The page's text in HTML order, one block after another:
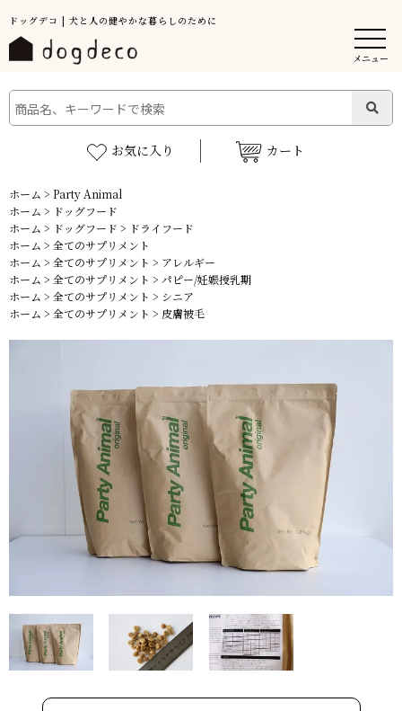
ドッグデコ | 犬と人の健やかな暮らしのために
メニュー
お気に入り カート
ホーム > Party Animal
ホーム > ドッグフード
ホーム > ドッグフード > ドライフード
ホーム > 全てのサプリメント
ホーム > 全てのサプリメント > アレルギー
ホーム > 全てのサプリメント > パピー/妊娠授乳期
ホーム > 全てのサプリメント > シニア
ホーム > 全てのサプリメント > 皮膚被毛